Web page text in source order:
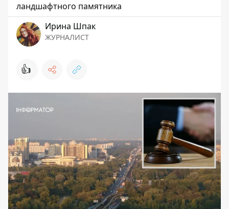
ландшафтного памятника
Ирина Шпак
ЖУРНАЛИСТ
👍